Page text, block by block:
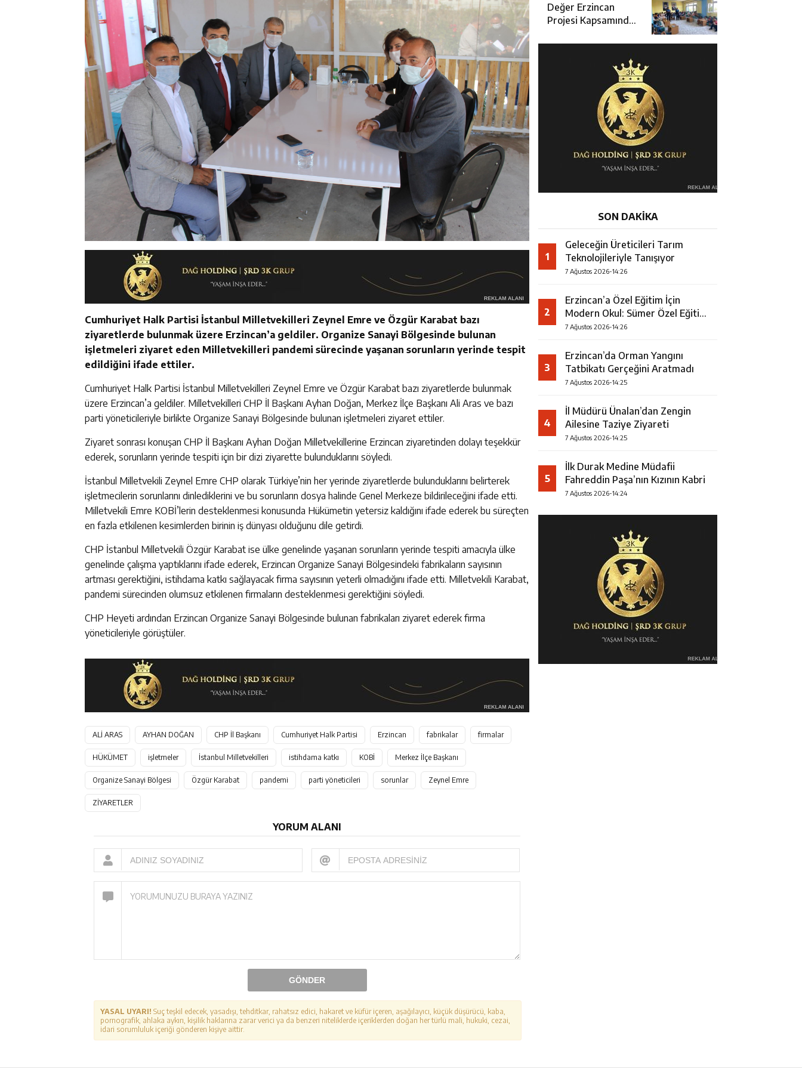
Cumhuriyet Halk Partisi İstanbul Milletvekilleri Zeynel Emre ve Özgür Karabat bazı
ziyaretlerde bulunmak üzere Erzincan’a geldiler. Organize Sanayi Bölgesinde bulunan
işletmeleri ziyaret eden Milletvekilleri pandemi sürecinde yaşanan sorunların yerinde tespit
edildiğini ifade ettiler.
Cumhuriyet Halk Partisi İstanbul Milletvekilleri Zeynel Emre ve Özgür Karabat bazı ziyaretlerde bulunmak
üzere Erzincan’a geldiler. Milletvekilleri CHP İl Başkanı Ayhan Doğan, Merkez İlçe Başkanı Ali Aras ve bazı
parti yöneticileriyle birlikte Organize Sanayi Bölgesinde bulunan işletmeleri ziyaret ettiler.
Ziyaret sonrası konuşan CHP İl Başkanı Ayhan Doğan Milletvekillerine Erzincan ziyaretinden dolayı teşekkür
ederek, sorunların yerinde tespiti için bir dizi ziyarette bulunduklarını söyledi.
İstanbul Milletvekili Zeynel Emre CHP olarak Türkiye’nin her yerinde ziyaretlerde bulunduklarını belirterek
işletmecilerin sorunlarını dinlediklerini ve bu sorunların dosya halinde Genel Merkeze bildirileceğini ifade etti.
Milletvekili Emre KOBİ’lerin desteklenmesi konusunda Hükümetin yetersiz kaldığını ifade ederek bu süreçten
en fazla etkilenen kesimlerden birinin iş dünyası olduğunu dile getirdi.
CHP İstanbul Milletvekili Özgür Karabat ise ülke genelinde yaşanan sorunların yerinde tespiti amacıyla ülke
genelinde çalışma yaptıklarını ifade ederek, Erzincan Organize Sanayi Bölgesindeki fabrikaların sayısının
artması gerektiğini, istihdama katkı sağlayacak firma sayısının yeterli olmadığını ifade etti. Milletvekili Karabat,
pandemi sürecinden olumsuz etkilenen firmaların desteklenmesi gerektiğini söyledi.
CHP Heyeti ardından Erzincan Organize Sanayi Bölgesinde bulunan fabrikaları ziyaret ederek firma
yöneticileriyle görüştüler.
ALİ ARAS AYHAN DOĞAN CHP İl Başkanı Cumhuriyet Halk Partisi Erzincan fabrikalar firmalar
HÜKÜMET işletmeler İstanbul Milletvekilleri istihdama katkı KOBİ Merkez İlçe Başkanı
Organize Sanayi Bölgesi Özgür Karabat pandemi parti yöneticileri sorunlar Zeynel Emre
ZİYARETLER
YORUM ALANI
GÖNDER
YASAL UYARI! Suç teşkil edecek, yasadışı, tehditkar, rahatsız edici, hakaret ve küfür içeren, aşağılayıcı, küçük düşürücü, kaba,
pornografik, ahlaka aykırı, kişilik haklarına zarar verici ya da benzeri niteliklerde içeriklerden doğan her türlü mali, hukuki, cezai,
idari sorumluluk içeriği gönderen kişiye aittir.
Toplantısı
Değer Erzincan
Projesi Kapsamında
Eğitimi
SON DAKİKA
1
Geleceğin Üreticileri Tarım
Teknolojileriyle Tanışıyor
7 Ağustos 2026-14:26
2
Erzincan’a Özel Eğitim İçin
Modern Okul: Sümer Özel Eğitim
Meslek Okulu Protokolü
7 Ağustos 2026-14:26
3
Erzincan’da Orman Yangını
Tatbikatı Gerçeğini Aratmadı
7 Ağustos 2026-14:25
4
İl Müdürü Ünalan’dan Zengin
Ailesine Taziye Ziyareti
7 Ağustos 2026-14:25
5
İlk Durak Medine Müdafii
Fahreddin Paşa’nın Kızının Kabri
7 Ağustos 2026-14:24